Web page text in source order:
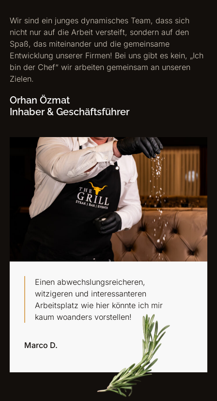
Wir sind ein junges dynamisches Team, dass sich
nicht nur auf die Arbeit versteift, sondern auf den
Spaß, das miteinander und die gemeinsame
Entwicklung unserer Firmen! Bei uns gibt es kein, „Ich
bin der Chef“ wir arbeiten gemeinsam an unseren
Zielen.
Orhan Özmat
Inhaber & Geschäftsführer
Einen abwechslungsreicheren,
witzigeren und interessanteren
Arbeitsplatz wie hier könnte ich mir
kaum woanders vorstellen!
Marco D.